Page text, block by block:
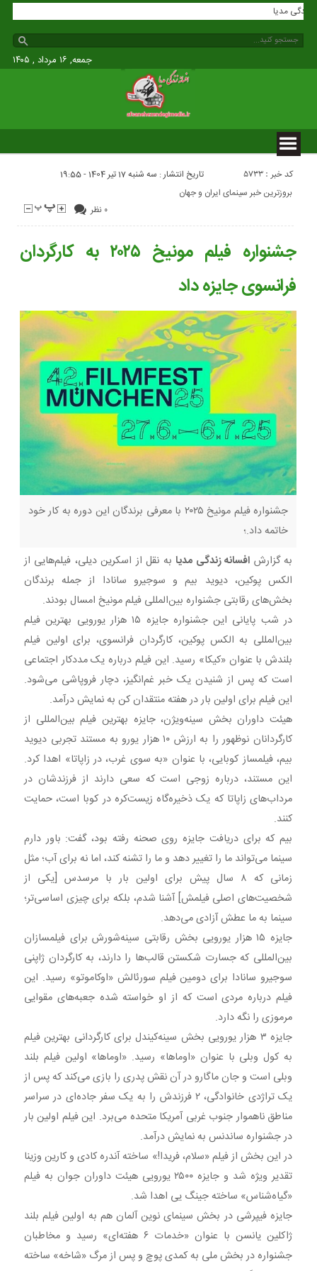
افسانه زندگی مدیا
جمعه, ۱۶ مرداد , ۱۴۰۵
کد خبر : 5733 تاریخ انتشار : سه شنبه 17 تیر 1404 - 19:55
۰ نظر
بروزترین خبر سینمای ایران و جهان
جشنواره فیلم مونیخ ۲۰۲۵ به کارگردان
فرانسوی جایزه داد
جشنواره فیلم مونیخ ۲۰۲۵ با معرفی برندگان این دوره به کار خود
خاتمه داد.؛
به گزارش افسانه زندگی مدیا به نقل از اسکرین دیلی، فیلم‌هایی از
الکس پوکین، دیوید بیم و سوجیرو سانادا از جمله برندگان
بخش‌های رقابتی جشنواره بین‌المللی فیلم مونیخ امسال بودند.
در شب پایانی این جشنواره جایزه ۱۵ هزار یورویی بهترین فیلم
بین‌المللی به الکس پوکین، کارگردان فرانسوی، برای اولین فیلم
بلندش با عنوان «کیکا» رسید. این فیلم درباره یک مددکار اجتماعی
است که پس از شنیدن یک خبر غم‌انگیز، دچار فروپاشی می‌شود.
این فیلم برای اولین بار در هفته منتقدان کن به نمایش درآمد.
هیئت داوران بخش سینه‌ویژن، جایزه بهترین فیلم بین‌المللی از
کارگردانان نوظهور را به ارزش ۱۰ هزار یورو به مستند تجربی دیوید
بیم، فیلمساز کوبایی، با عنوان «به سوی غرب، در زاپاتا» اهدا کرد.
این مستند، درباره زوجی است که سعی دارند از فرزندشان در
مرداب‌های زاپاتا که یک ذخیره‌گاه زیست‌کره در کوبا است، حمایت
کنند.
بیم که برای دریافت جایزه روی صحنه رفته بود، گفت: باور دارم
سینما می‌تواند ما را تغییر دهد و ما را تشنه کند، اما نه برای آب؛ مثل
زمانی که ۸ سال پیش برای اولین بار با مرسدس [یکی از
شخصیت‌های اصلی فیلمش] آشنا شدم، بلکه برای چیزی اساسی‌تر؛
سینما به ما عطش آزادی می‌دهد.
جایزه ۱۵ هزار یورویی بخش رقابتی سینه‌شورش‌ برای فیلمسازان
بین‌المللی که جسارت شکستن قالب‌ها را دارند، به کارگردان ژاپنی
سوجیرو سانادا برای دومین فیلم سورئالش «اوکاموتو» رسید. این
فیلم درباره مردی است که از او خواسته شده جعبه‌های مقوایی
مرموزی را نگه دارد.
جایزه ۳ هزار یورویی بخش سینه‌کیندل برای کارگردانی بهترین فیلم
به کول وبلی با عنوان «اوماها» رسید. «اوماها» اولین فیلم بلند
وبلی است و جان ماگارو در آن نقش پدری را بازی می‌کند که پس از
یک تراژدی خانوادگی، ۲ فرزندش را به یک سفر جاده‌ای در سراسر
مناطق ناهموار جنوب غربی آمریکا متحده می‌برد. این فیلم اولین بار
در جشنواره ساندنس به نمایش درآمد.
در این بخش از فیلم «سلام، فریدا!» ساخته آندره کادی و کارین وزینا
تقدیر ویژه شد و جایزه ۲۵۰۰ یورویی هیئت داوران جوان به فیلم
«گیاه‌شناس» ساخته جینگ یی اهدا شد.
جایزه فیپرشی در بخش سینمای نوین آلمان هم به اولین فیلم بلند
ژاکلین یانسن با عنوان «خدمات ۶ هفته‌ای» رسید و مخاطبان
جشنواره در بخش ملی به کمدی پوچ و پس از مرگ «شاخه» ساخته